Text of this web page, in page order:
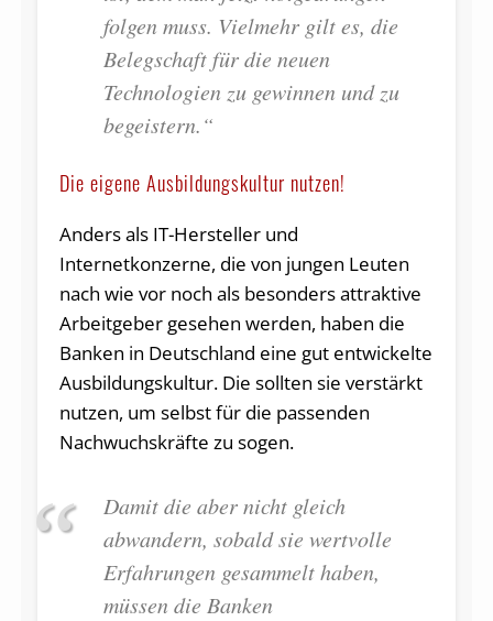
folgen muss. Vielmehr gilt es, die
Belegschaft für die neuen
Technologien zu gewinnen und zu
begeistern.“
Die eigene Ausbildungskultur nutzen!
Anders als IT-Hersteller und
Internetkonzerne, die von jungen Leuten
nach wie vor noch als besonders attraktive
Arbeitgeber gesehen werden, haben die
Banken in Deutschland eine gut entwickelte
Ausbildungskultur. Die sollten sie verstärkt
nutzen, um selbst für die passenden
Nachwuchskräfte zu sogen.
Damit die aber nicht gleich
abwandern, sobald sie wertvolle
Erfahrungen gesammelt haben,
müssen die Banken